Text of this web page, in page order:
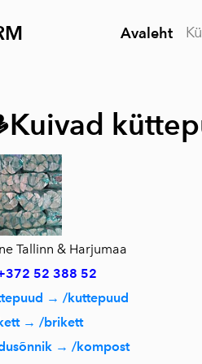
Avaleht
Kuivad
Tallinn & Harjumaa
52 388 52
→ /kuttepuud
→ /brikett
→ /kompost